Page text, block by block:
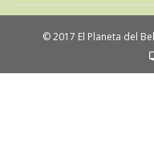
© 2017 El Planeta del